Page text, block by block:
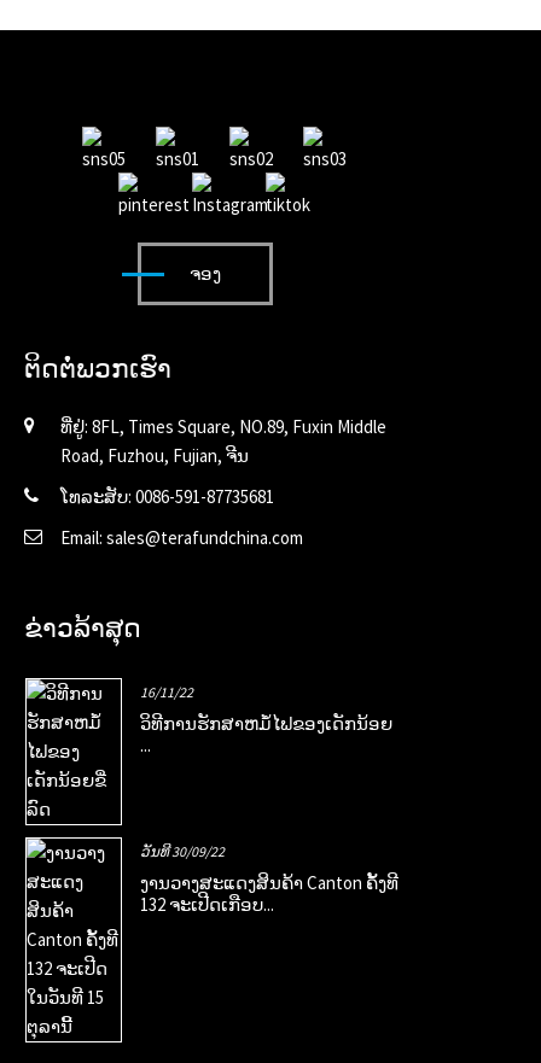
ຈອງ
ຕິດຕໍ່ພວກເຮົາ
ທີ່ຢູ່: 8FL, Times Square, NO.89, Fuxin Middle
Road, Fuzhou, Fujian, ຈີນ
ໂທລະສັບ: 0086-591-87735681
Email: sales@terafundchina.com
ຂ່າວລ້າສຸດ
16/11/22
ວິ​ທີ​ການ​ຮັກ​ສາ​ຫມໍ້​ໄຟ​ຂອງ​ເດັກ​ນ້ອຍ
...
ວັນທີ 30/09/22
ງານ​ວາງສະ​ແດງ​ສິນຄ້າ Canton ຄັ້ງ​ທີ
132 ຈະ​ເປີດ​ເກືອບ...